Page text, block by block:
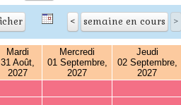
Mardi
31 Août,
2027
Mercredi
01 Septembre,
2027
Jeudi
02 Septembre,
2027